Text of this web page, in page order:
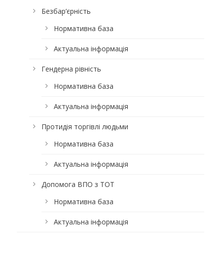
Безбар’єрність
Нормативна база
Актуальна інформація
Гендерна рівність
Нормативна база
Актуальна інформація
Протидія торгівлі людьми
Нормативна база
Актуальна інформація
Допомога ВПО з ТОТ
Нормативна база
Актуальна інформація